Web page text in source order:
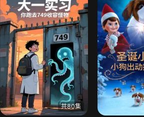
共80集